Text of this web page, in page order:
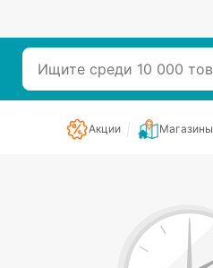
Акции Магазины